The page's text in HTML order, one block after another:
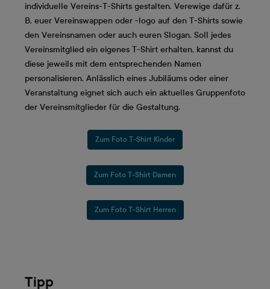
individuelle Vereins-T-Shirts gestalten. Verewige dafür z.
B. euer Vereinswappen oder -logo auf den T-Shirts sowie
den Vereinsnamen oder auch euren Slogan. Soll jedes
Vereinsmitglied ein eigenes T-Shirt erhalten, kannst du
diese jeweils mit dem entsprechenden Namen
personalisieren. Anlässlich eines Jubiläums oder einer
Veranstaltung eignet sich auch ein aktuelles Gruppenfoto
der Vereinsmitglieder für die Gestaltung.
Zum Foto T-Shirt Kinder
Zum Foto T-Shirt Damen
Zum Foto T-Shirt Herren
Tipp